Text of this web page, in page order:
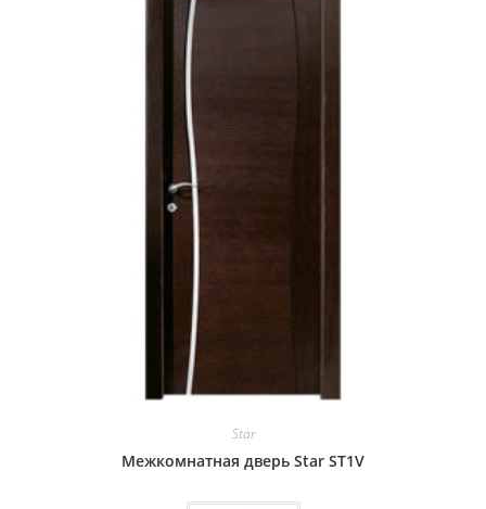
Star
Межкомнатная дверь Star ST1V